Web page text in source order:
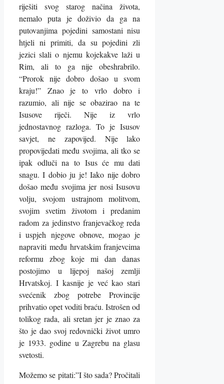
riješiti svog starog načina života,
nemalo puta je doživio da ga na
putovanjima pojedini samostani nisu
htjeli ni primiti, da su pojedini zli
jezici slali o njemu kojekakve laži u
Rim, ali to ga nije obeshrabrilo.
“Prorok nije dobro došao u svom
kraju!” Znao je to vrlo dobro i
razumio, ali nije se obazirao na te
Isusove riječi. Nije iz vrlo
jednostavnog razloga. To je Isusov
savjet, ne zapovijed. Nije lako
propovijedati među svojima, ali tko se
ipak odluči na to Isus će mu dati
snagu. I dobio ju je! Iako nije dobro
došao među svojima jer nosi Isusovu
volju, svojom ustrajnom molitvom,
svojim svetim životom i predanim
radom za jedinstvo franjevačkog reda
i uspjeh njegove obnove, mogao je
napraviti među hrvatskim franjevcima
reformu zbog koje mi dan danas
postojimo u lijepoj našoj zemlji
Hrvatskoj. I kasnije je već kao stari
svećenik zbog potrebe Provincije
prihvatio opet voditi braću. Istrošen od
tolikog rada, ali sretan jer je znao za
što je dao svoj redovnički život umro
je 1933. godine u Zagrebu na glasu
svetosti.
Možemo se pitati:”I što sada? Pročitali